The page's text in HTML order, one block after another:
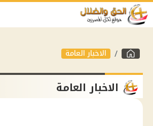
الاخبار العامة
الاخبار العامة